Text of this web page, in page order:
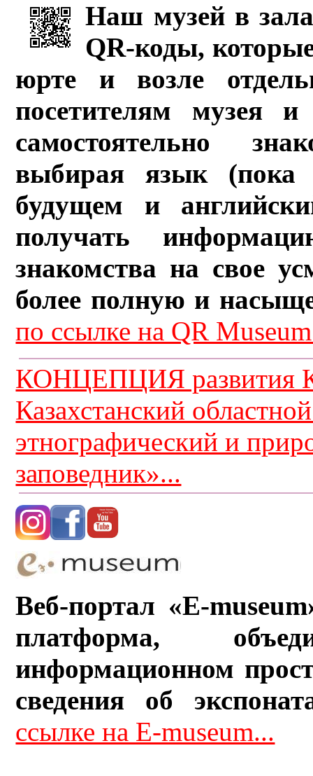
Наш музей в
QR-коды,
юрте и возле
посетителям музея и
самостоятельно
выбирая язык (пока
будущем и
получать
знакомства на свое
более полную и
по ссылке на QR
КОНЦЕПЦИЯ развития
Казахстанский
этнографический и
заповедник»...
Веб-портал «E-
платформа,
информационном
сведения об
ссылке на E-museum...